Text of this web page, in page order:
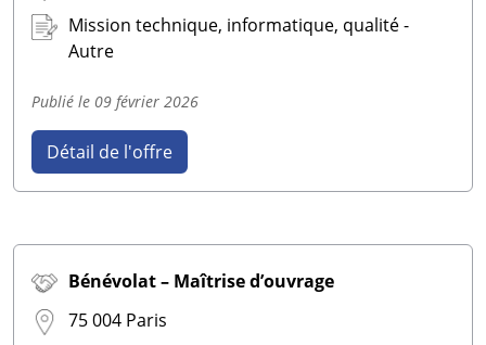
Mission technique, informatique, qualité -
Autre
Publié le 09 février 2026
Détail de l'offre
Bénévolat – Maîtrise d’ouvrage
75 004 Paris